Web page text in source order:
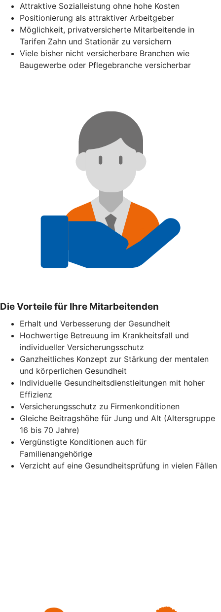
Attraktive Sozialleistung ohne hohe Kosten
Positionierung als attraktiver Arbeitgeber
Möglichkeit, privatversicherte Mitarbeitende in
Tarifen Zahn und Stationär zu versichern
Viele bisher nicht versicherbare Branchen wie
Baugewerbe oder Pflegebranche versicherbar
Die Vorteile für Ihre Mitarbeitenden
Erhalt und Verbesserung der Gesundheit
Hochwertige Betreuung im Krankheitsfall und
individueller Versicherungsschutz
Ganzheitliches Konzept zur Stärkung der mentalen
und körperlichen Gesundheit
Individuelle Gesundheitsdienstleitungen mit hoher
Effizienz
Versicherungsschutz zu Firmenkonditionen
Gleiche Beitragshöhe für Jung und Alt (Altersgruppe
16 bis 70 Jahre)
Vergünstigte Konditionen auch für
Familienangehörige
Verzicht auf eine Gesundheitsprüfung in vielen Fällen